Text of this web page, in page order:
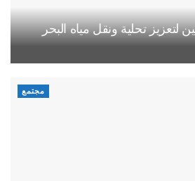
تحلية ونقل مياه البحر
مجتمع